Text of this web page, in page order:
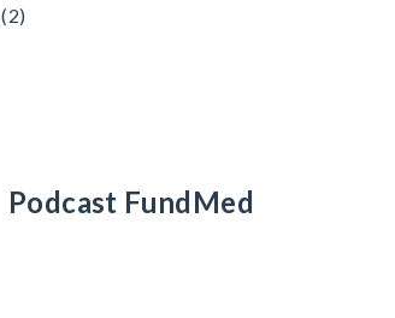
(2)
Podcast FundMed